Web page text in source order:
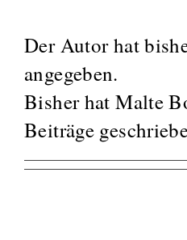
Der Autor hat
angegeben.
Bisher hat Malte
Beiträge